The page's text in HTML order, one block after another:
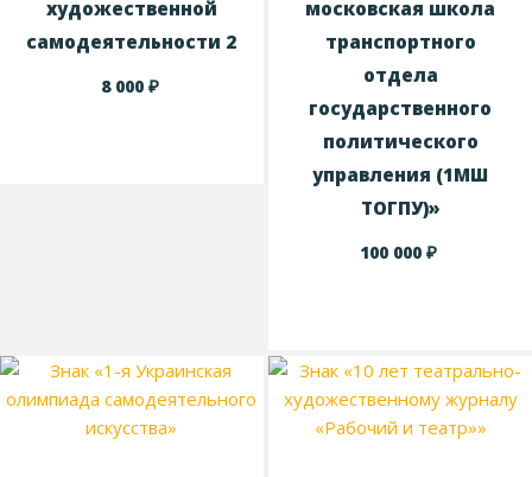
художественной
самодеятельности 2
8 000 ₽
московская школа
транспортного
отдела
государственного
политического
управления (1МШ
ТОГПУ)»
100 000₽